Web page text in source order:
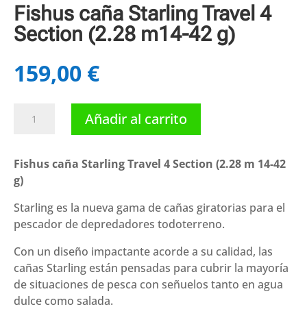
Fishus caña Starling Travel 4
Section (2.28 m14-42 g)
159,00 €
caña
Travel
4
(2.28
m14-
g)
cantidad
Añadir al carrito
Fishus caña Starling Travel 4 Section (2.28 m 14-42
g)
Starling es la nueva gama de cañas giratorias para el
pescador de depredadores todoterreno.
Con un diseño impactante acorde a su calidad, las
cañas Starling están pensadas para cubrir la mayoría
de situaciones de pesca con señuelos tanto en agua
dulce como salada.